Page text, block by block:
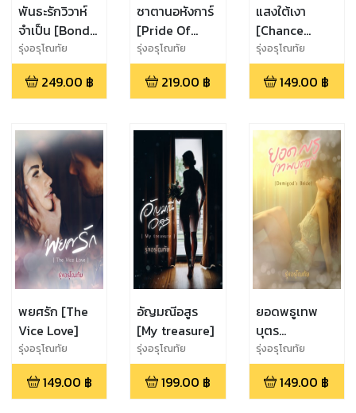
พันธะรักวิวาห์
จำเป็น [Bond
of Love -
Wedding]
รุ่งอรุโณทัย
249.00 ฿
ซาตานอหังการ์
[Pride Of
Devil]
รุ่งอรุโณทัย
219.00 ฿
แสงใต้เงา
[Chance
Below
Shadow]
รุ่งอรุโณทัย
149.00 ฿
พยศรัก [The
Vice Love]
รุ่งอรุโณทัย
149.00 ฿
อัญมณีอสูร
[My treasure]
รุ่งอรุโณทัย
199.00 ฿
ยอดพธูเทพ
บุตร
[Demigod’s
Bride]
รุ่งอรุโณทัย
149.00 ฿